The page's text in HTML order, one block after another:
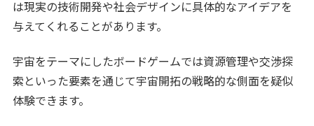
は現実の技術開発や社会デザインに具体的なアイデアを
与えてくれることがあります。
宇宙をテーマにしたボードゲームでは資源管理や交渉探
索といった要素を通じて宇宙開拓の戦略的な側面を疑似
体験できます。